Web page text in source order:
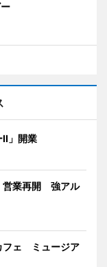
II」開業
営業再開 強アル
フェ ミュージア